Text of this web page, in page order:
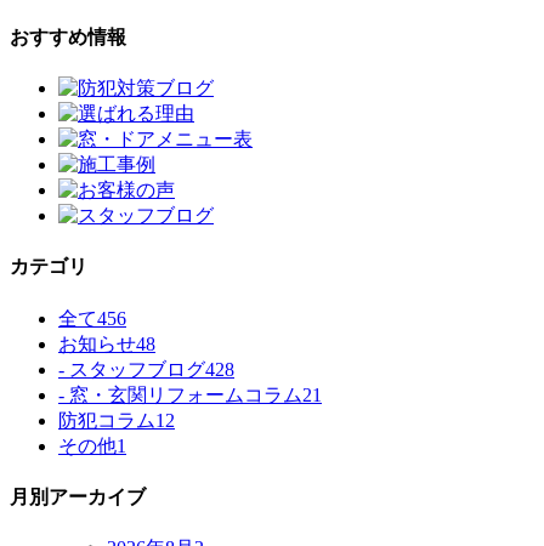
おすすめ情報
カテゴリ
全て456
お知らせ48
- スタッフブログ428
- 窓・玄関リフォームコラム21
防犯コラム12
その他1
月別アーカイブ